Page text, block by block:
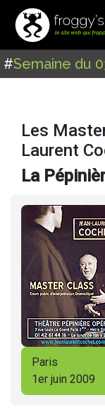
#Semaine du
Les
Laurent
La
Paris
1er juin 2009